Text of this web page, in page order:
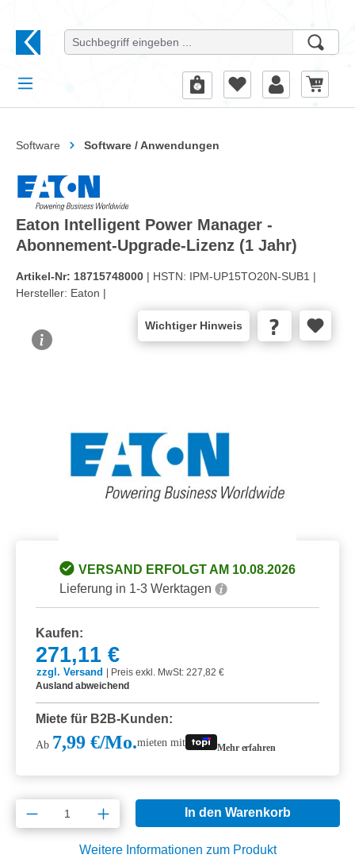
Software Software / Anwendungen
Eaton Intelligent Power Manager -
Abonnement-Upgrade-Lizenz (1 Jahr)
Artikel-Nr: 18715748000 | HSTN: IPM-UP15TO20N-SUB1 |
Hersteller: Eaton |
Wichtiger Hinweis
VERSAND ERFOLGT AM 10.08.2026
Lieferung in 1-3 Werktagen
Kaufen:
271,11 €
zzgl. Versand | Preis exkl. MwSt: 227,82 €
Ausland abweichend
Miete für B2B-Kunden:
Ab 7,99 €/Mo.mieten mit Mehr erfahren
Produkt Anzahl: Gib den gewünschten
In den Warenkorb
Weitere Informationen zum Produkt